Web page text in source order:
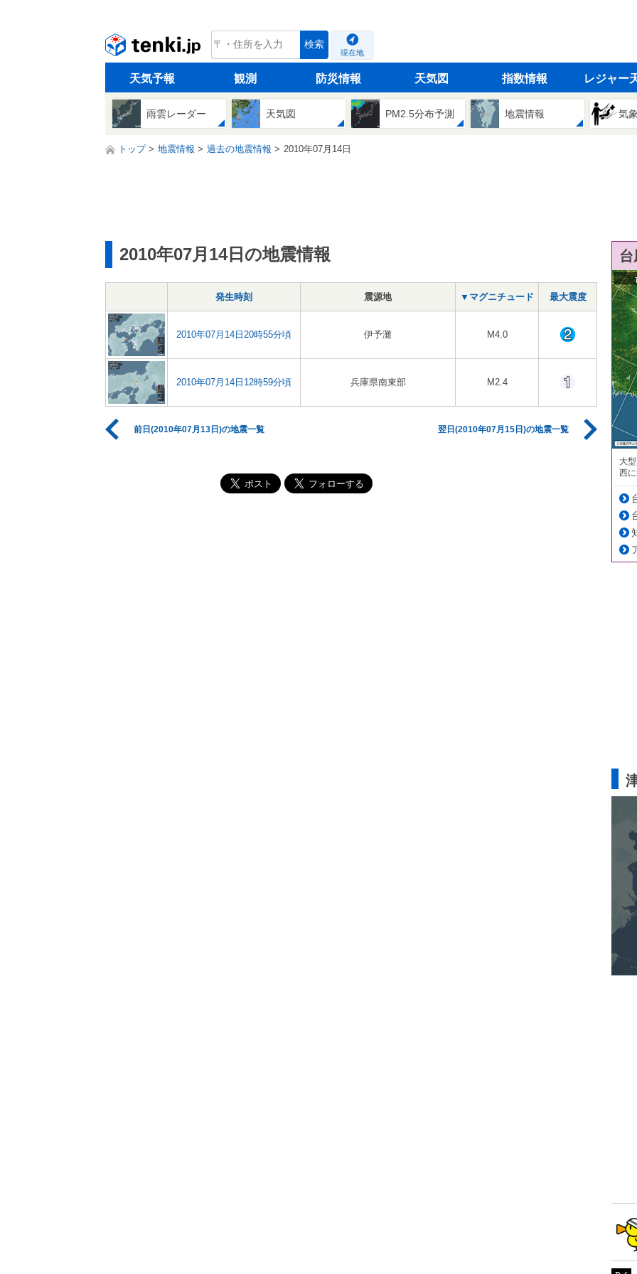
tenki.jp 検索
現在地
天気予報 観測 防災情報 天気図 指数情報 レジャー
雨雲レーダー 天気図 PM2.5分布予測 地震情報 気
トップ 地震情報 過去の地震情報 2010年07月14日
2010年07月14日の地震情報
発生時刻 震源地 ▼マグニチュード 最大震度
2010年07月14日20時55分頃 伊予灘 M4.0
2010年07月14日12時59分頃 兵庫県南東部 M2.4
前日(2010年07月13日)の地震一覧 翌日(2010年07月15日)の地震一覧
大
西